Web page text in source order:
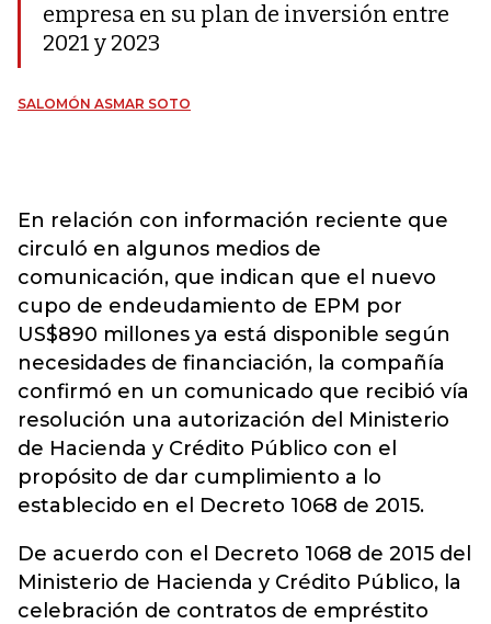
empresa en su plan de inversión entre
2021 y 2023
SALOMÓN ASMAR SOTO
En relación con información reciente que
circuló en algunos medios de
comunicación, que indican que el nuevo
cupo de endeudamiento de EPM por
US$890 millones ya está disponible según
necesidades de financiación, la compañía
confirmó en un comunicado que recibió vía
resolución una autorización del Ministerio
de Hacienda y Crédito Público con el
propósito de dar cumplimiento a lo
establecido en el Decreto 1068 de 2015.
De acuerdo con el Decreto 1068 de 2015 del
Ministerio de Hacienda y Crédito Público, la
celebración de contratos de empréstito